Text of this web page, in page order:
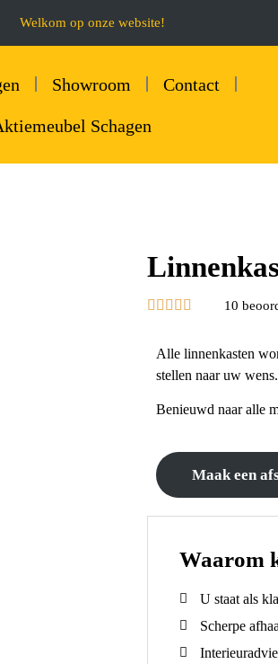
Welkom op onze website!
Showroom Contact
Schagen
     10
Alle linnenkasten
stellen naar uw wens.
Benieuwd naar alle
Maak een
Waarom
U staat als
Scherpe